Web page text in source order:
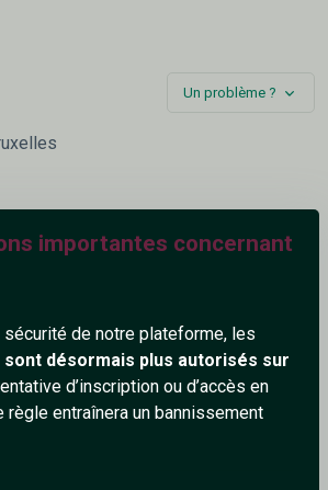
importantes concernant
sécurité de notre plateforme, les
désormais plus autorisés sur
d’inscription ou d’accès en
règle entraînera un bannissement
Un problème ?
546+
(0) Tchatter
de commentaire.